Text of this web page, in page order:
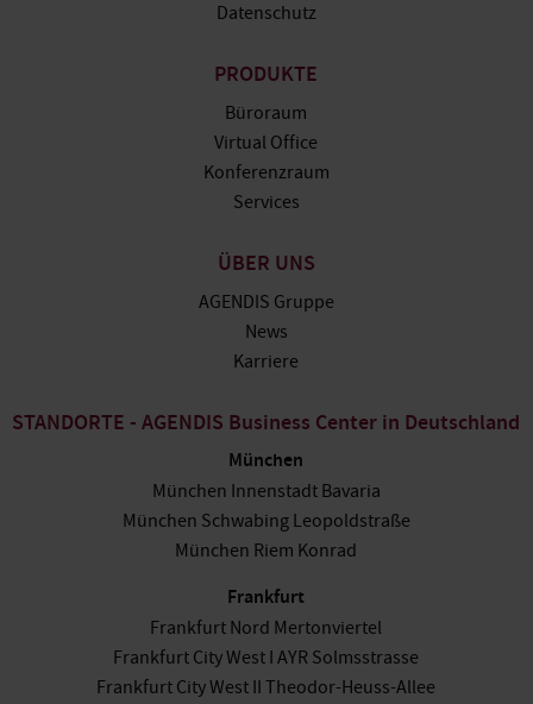
Datenschutz
PRODUKTE
Büroraum
Virtual Office
Konferenzraum
Services
ÜBER UNS
AGENDIS Gruppe
News
Karriere
STANDORTE - AGENDIS Business Center in Deutschland
München
München Innenstadt Bavaria
München Schwabing Leopoldstraße
München Riem Konrad
Frankfurt
Frankfurt Nord Mertonviertel
Frankfurt City West I AYR Solmsstrasse
Frankfurt City West II Theodor-Heuss-Allee